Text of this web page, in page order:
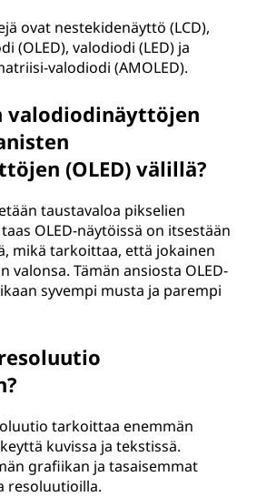
ovat nestekidenäyttö (LCD),
(OLED), valodiodi (LED) ja
valodiodi (AMOLED).
valodiodinäyttöjen
(OLED) välillä?
taustavaloa pikselien
OLED-näytöissä on itsestään
mikä tarkoittaa, että jokainen
valonsa. Tämän ansiosta OLED-
syvempi musta ja parempi
tarkoittaa enemmän
kuvissa ja tekstissä.
grafiikan ja tasaisemmat
resoluutioilla.